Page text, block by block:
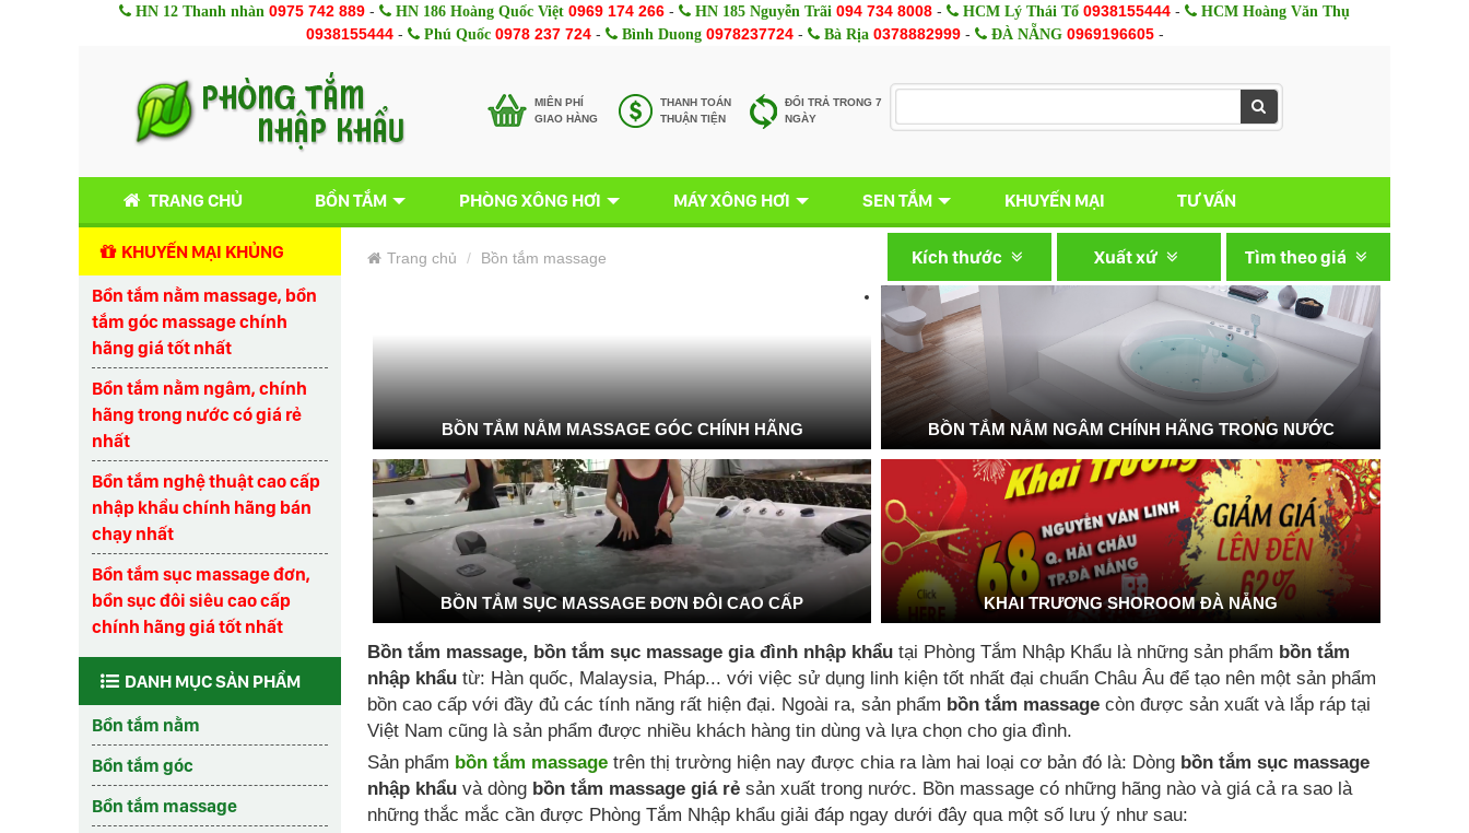
HN 12 Thanh nhàn 0975 742 889 - HN 186 Hoàng Quốc Việt 0969 174 266 - HN 185 Nguyễn Trãi 094 734 8008 - HCM Lý Thái Tổ 0938155444 - HCM Hoàng Văn Thụ
0938155444- Phú Quốc 0978 237 724- Bình Duong 0978237724- Bà Rịa 0378882999- ĐÀ NẴNG 0969196605-
MIÊN PHÍ
GIAO HÀNG
THANH TOÁN
THUẬN TIỆN
ĐỔI TRẢ TRONG 7
NGÀY
TRANG CHỦ BỒN TẮM PHÒNG XÔNG HƠI MÁY XÔNG HƠI SEN TẮM KHUYẾN MẠI TƯ VẤN
KHUYẾN MẠI KHỦNG
Bồn tắm nằm massage, bồn
tắm góc massage chính
hãng giá tốt nhất
Bồn tắm nằm ngâm, chính
hãng trong nước có giá rẻ
nhất
Bồn tắm nghệ thuật cao cấp
nhập khẩu chính hãng bán
chạy nhất
Bồn tắm sục massage đơn,
bồn sục đôi siêu cao cấp
chính hãng giá tốt nhất
DANH MỤC SẢN PHẨM
Bồn tắm nằm
Bồn tắm góc
Bồn tắm massage
Trang chủ Bồn tắm massage Tìm theo giá
Xuất xứ
Kích thước
BỒN TẮM NẰM MASSAGE GÓC CHÍNH HÃNG BỒN TẮM NẰM NGÂM CHÍNH HÃNG TRONG NƯỚC
BỒN TẮM SỤC MASSAGE ĐƠN ĐÔI CAO CẤP KHAI TRƯƠNG SHOROOM ĐÀ NẴNG
Bồn tắm massage, bồn tắm sục massage gia đình nhập khẩu tại Phòng Tắm Nhập Khẩu là những sản phẩm bồn tắm
nhập khẩu từ: Hàn quốc, Malaysia, Pháp... với việc sử dụng linh kiện tốt nhất đại chuẩn Châu Âu để tạo nên một sản phẩm
bồn cao cấp với đầy đủ các tính năng rất hiện đại. Ngoài ra, sản phẩm bồn tắm massage còn được sản xuất và lắp ráp tại
Việt Nam cũng là sản phẩm được nhiều khách hàng tin dùng và lựa chọn cho gia đình.
Sản phẩm bồn tắm massage trên thị trường hiện nay được chia ra làm hai loại cơ bản đó là: Dòng bồn tắm sục massage
nhập khẩu và dòng bồn tắm massage giá rẻ sản xuất trong nước. Bồn massage có những hãng nào và giá cả ra sao là
những thắc mắc cần được Phòng Tắm Nhập khẩu giải đáp ngay dưới đây qua một số lưu ý như sau: